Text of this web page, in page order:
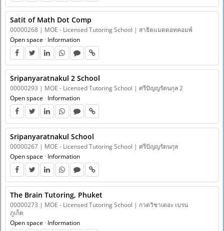
Satit of Math Dot Comp
00000268 | MOE - Licensed Tutoring School | สาธิตแมตดอทคอมพ์
Open space · Information
Sripanyaratnakul 2 School
00000293 | MOE - Licensed Tutoring School | ศรีปัญญรัตนกุล 2
Open space · Information
Sripanyaratnakul School
00000267 | MOE - Licensed Tutoring School | ศรีปัญญรัตนกุล
Open space · Information
The Brain Tutoring, Phuket
00000273 | MOE - Licensed Tutoring School | กวดวิชาเดอะ เบรน
ภูเก็ต
Open space · Information